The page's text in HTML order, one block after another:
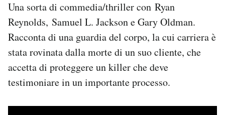
Una sorta di commedia/thriller con Ryan
Reynolds, Samuel L. Jackson e Gary Oldman.
Racconta di una guardia del corpo, la cui carriera è
stata rovinata dalla morte di un suo cliente, che
accetta di proteggere un killer che deve
testimoniare in un importante processo.